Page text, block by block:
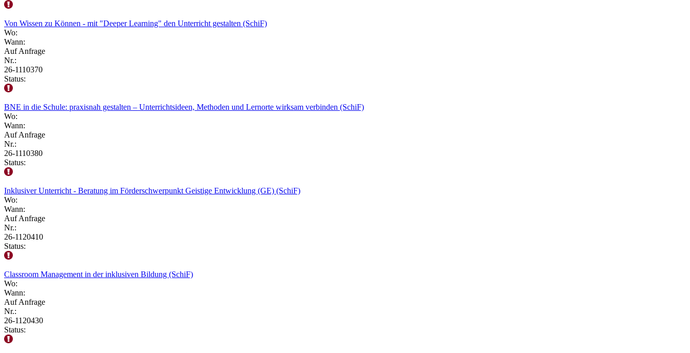
Von Wissen zu Können - mit "Deeper Learning" den Unterricht gestalten (SchiF)
Wo:
Wann:
Auf Anfrage
Nr.:
26-1110370
Status:
BNE in die Schule: praxisnah gestalten – Unterrichtsideen, Methoden und Lernorte wirksam verbinden (SchiF)
Wo:
Wann:
Auf Anfrage
Nr.:
26-1110380
Status:
Inklusiver Unterricht - Beratung im Förderschwerpunkt Geistige Entwicklung (GE) (SchiF)
Wo:
Wann:
Auf Anfrage
Nr.:
26-1120410
Status:
Classroom Management in der inklusiven Bildung (SchiF)
Wo:
Wann:
Auf Anfrage
Nr.:
26-1120430
Status: